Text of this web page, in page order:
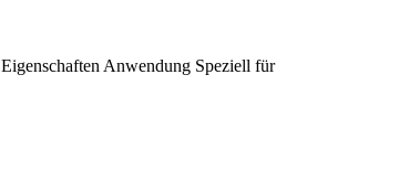
Eigenschaften Anwendung Speziell für